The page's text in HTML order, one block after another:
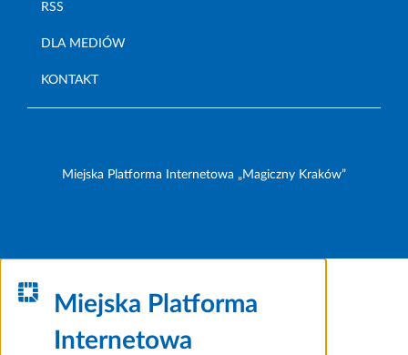
RSS
DLA MEDIÓW
KONTAKT
Miejska Platforma Internetowa „Magiczny Kraków”
Miejska Platforma
Internetowa